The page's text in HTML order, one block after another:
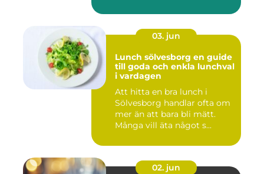
03. jun
Lunch sölvesborg en guide
till goda och enkla lunchval
i vardagen
Att hitta en bra lunch i
Sölvesborg handlar ofta om
mer än att bara bli mätt.
Många vill äta något s...
02. jun